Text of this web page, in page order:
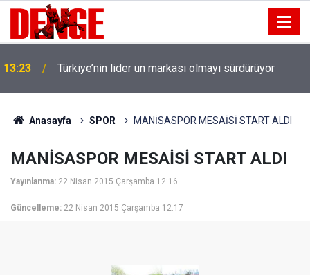
13:23 Türkiye’nin lider un markası olmayı sürdürüyor
Anasayfa SPOR MANİSASPOR MESAİSİ START ALDI
MANİSASPOR MESAİSİ START ALDI
Yayınlanma: 22 Nisan 2015 Çarşamba 12:16
Güncelleme: 22 Nisan 2015 Çarşamba 12:17